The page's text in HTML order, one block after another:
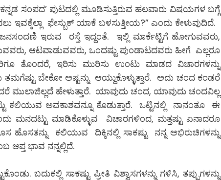
ಸಂಪದ’ ಪುಟದಲ್ಲಿ ಮೂಡಿಸುತ್ತಿರುವ ಹಲವಾರು ವಿಷಯಗಳ ಬಗ್ಗೆ
ಇವಕ್ಕೆಲ್ಲಾ ಫೇಸ್ಬುಕ್ ಯಾಕೆ ಬಳಸುತ್ತೀಯ?” ಎಂದು ಕೇಳುವುದಿದೆ.
ಜನಸಂದಣಿ ಇರುವ ರಸ್ತೆ ಇದ್ದಂತೆ. ಇಲ್ಲಿ ಮಾರ್ಕೆಟ್ಟಿಗೆ ಹೋಗುವವರು,
ಆಟವಾಡುವವರು, ಒಂದಷ್ಟು ಪುಂಡಾಟದವರು ಹೀಗೆ ಎಲ್ಲರೂ
ತೊಂದರೆ, ಇರಿಸು ಮುರಿಸು ಉಂಟು ಮಾಡದ ವಿಚಾರಗಳನ್ನು
ಬೇಕೋ ಅಷ್ಟನ್ನು ಆಯ್ದುಕೊಳ್ಳುತ್ತಾರೆ. ಅದು ಚಂದ ಕಂಡರೆ
ಮುಲಾಜಿಲ್ಲದೆ ಹೇಳುತ್ತಾರೆ. ಯಾವುದು ಚಂದ, ಯಾವುದು ಚಂದವಿಲ್ಲ
ಕಲಿಯುವ ಅವಕಾಶವನ್ನೂ ಕೊಡುತ್ತಾರೆ. ಒಟ್ಟಿನಲ್ಲಿ ನಾನಂತೂ ಈ
ಮನದಟ್ಟು ಮಾಡಿಕೊಳ್ಳುವ ವಿಚಾರಗಳಿಂದ, ಮತ್ತಷ್ಟು ಏನಾದರೂ
ಹೊಸತನ್ನು ಕಲಿಯುವ ದಿಕ್ಕಿನಲ್ಲಿ ಸಾಕಷ್ಟು ನನ್ನ ಅಭಿರುಚಿಗಳನ್ನು
ಆಪ್ತ ಭಾವ ನನ್ನಲ್ಲಿದೆ.
ಬದುಕಲ್ಲಿ ಸಾಕಷ್ಟು ಪ್ರೀತಿ ವಿಶ್ವಾಸಗಳನ್ನು ಗಳಿಸಿ, ತಪ್ಪುಗಳನ್ನು